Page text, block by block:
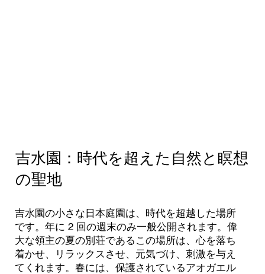
吉水園の小さな日本庭園は、時代を超越した場所
です。年に 2 回の週末のみ一般公開されます。偉
大な領主の夏の別荘であるこの場所は、心を落ち
着かせ、リラックスさせ、元気づけ、刺激を与え
てくれます。春には、保護されているアオガエル
吉水園：時代を超えた自然と瞑想
の聖地